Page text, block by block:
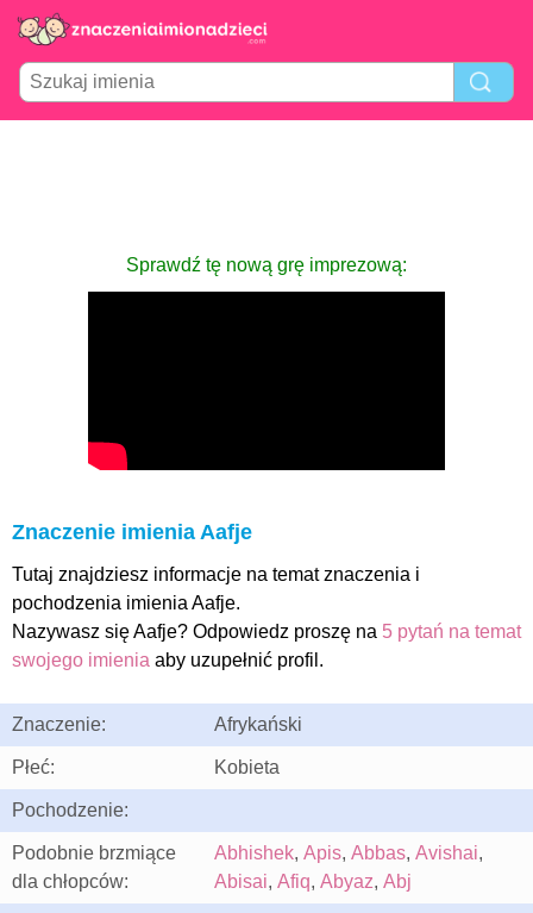
Sprawdź tę nową grę imprezową:
Znaczenie imienia Aafje
Tutaj znajdziesz informacje na temat znaczenia i
pochodzenia imienia Aafje.
Nazywasz się Aafje? Odpowiedz proszę na 5 pytań na temat
swojego imienia aby uzupełnić profil.
Znaczenie: Afrykański
Płeć: Kobieta
Pochodzenie:
Podobnie brzmiące
dla chłopców:
Abhishek, Apis, Abbas, Avishai,
Abisai, Afiq, Abyaz, Abj